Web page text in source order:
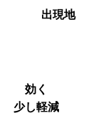
出現地
効く
少し軽減